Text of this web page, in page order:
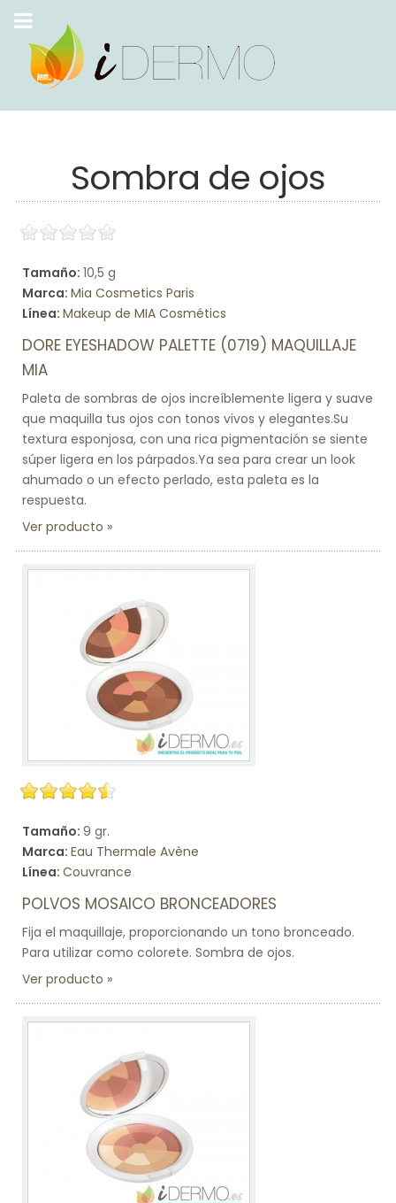
Sombra de ojos
Tamaño: 10,5 g
Marca: Mia Cosmetics Paris
Línea: Makeup de MIA Cosmétics
DORE EYESHADOW PALETTE (0719) MAQUILLAJE
MIA
Paleta de sombras de ojos increíblemente ligera y suave
que maquilla tus ojos con tonos vivos y elegantes.Su
textura esponjosa, con una rica pigmentación se siente
súper ligera en los párpados.Ya sea para crear un look
ahumado o un efecto perlado, esta paleta es la
respuesta.
Ver producto
Tamaño: 9 gr.
Marca: Eau Thermale Avène
Línea: Couvrance
POLVOS MOSAICO BRONCEADORES
Fija el maquillaje, proporcionando un tono bronceado.
Para utilizar como colorete. Sombra de ojos.
Ver producto